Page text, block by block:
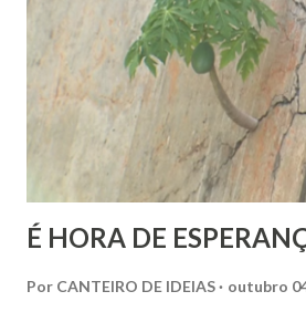
espiritualidade que faça sentido com
realmente é.
É HORA DE
Por CANTEIRO DE IDEIAS outubro